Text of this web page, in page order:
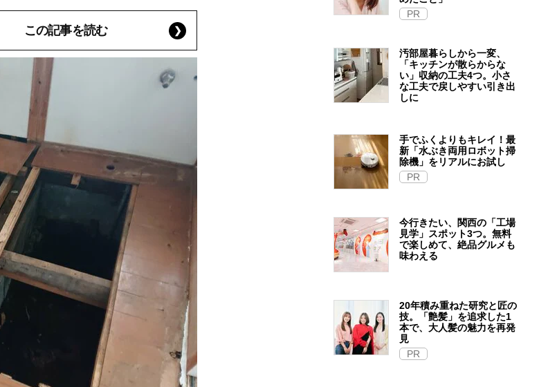
この記事を読む
PR
汚部屋暮らしから一変、
「キッチンが散らからな
い」収納の工夫4つ。小さ
な工夫で戻しやすい引き出
しに
手でふくよりもキレイ！最
新「水ぶき両用ロボット掃
除機」をリアルにお試し
PR
今行きたい、関西の「工場
見学」スポット3つ。無料
で楽しめて、絶品グルメも
味わえる
20年積み重ねた研究と匠の
技。「艶髪」を追求した1
本で、大人髪の魅力を再発
見
PR